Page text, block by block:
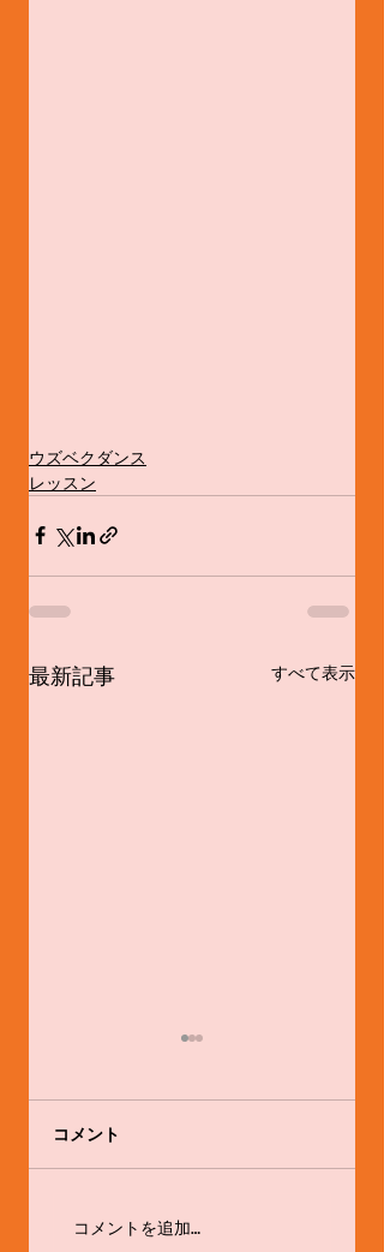
ウズベクダンス
レッスン
最新記事 すべて表示
コメント
コメントを追加…